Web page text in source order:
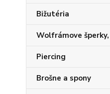
Bižutéria
Wolfrámove
Piercing
Brošne a spony